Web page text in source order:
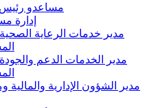
مساعدو رئيس
إدارة
مدير خدمات الرعاية
مدير الخدمات الدعم
مدير الشؤون الإدارية والمالية